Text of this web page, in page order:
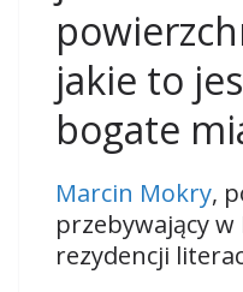
jakie to
bogate
Marcin Mokry,
przebywający w
rezydencji